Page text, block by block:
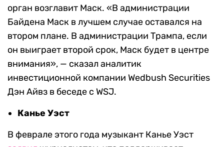
орган возглавит Маск. «В администрации
Байдена Маск в лучшем случае оставался на
втором плане. В администрации Трампа, если
он выиграет второй срок, Маск будет в центре
внимания», — сказал аналитик
инвестиционной компании Wedbush Securities
Дэн Айвз в беседе с WSJ.
Канье Уэст
В феврале этого года музыкант Канье Уэст